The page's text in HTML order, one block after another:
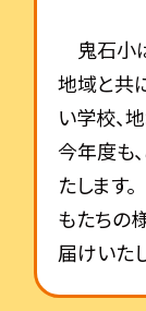
鬼石小
地域と共
い学校、
今年度も
たします
もたちの
届けいた